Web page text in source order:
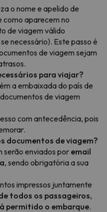
o nome e apelido de
aparecem no
de viagem válido
necessário). Este passo é
de viagem sejam
para viajar?
a embaixada do país de
de viagem
com antecedência, pois
documentos de viagem?
serão enviados por email
, sendo obrigatória a sua
impressos juntamente
todos os passageiros,
permitido o embarque.